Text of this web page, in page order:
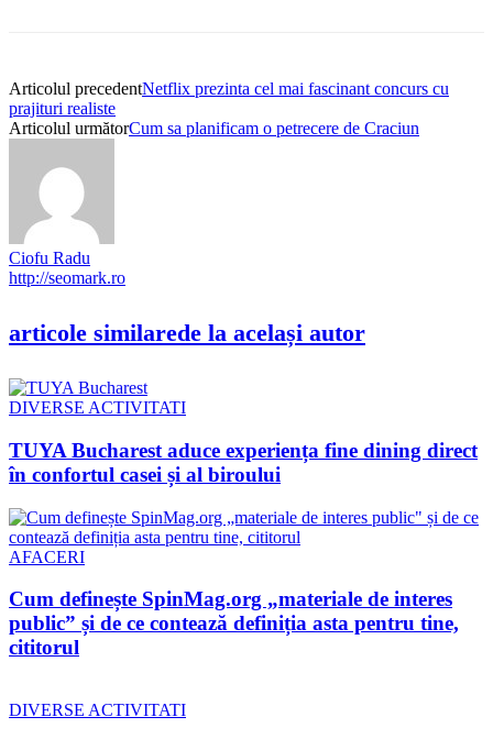
Articolul precedentNetflix prezinta cel mai fascinant concurs cu
prajituri realiste
Articolul următorCum sa planificam o petrecere de Craciun
Ciofu Radu
http://seomark.ro
articole similarede la același autor
DIVERSE ACTIVITATI
TUYA Bucharest aduce experiența fine dining direct
în confortul casei și al biroului
AFACERI
Cum definește SpinMag.org „materiale de interes
public” și de ce contează definiția asta pentru tine,
cititorul
DIVERSE ACTIVITATI